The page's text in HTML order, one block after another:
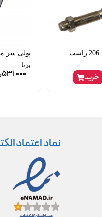
سیبک سر فرمان 206 راست
خرید
پولی سر
برنا
نماد اعتماد